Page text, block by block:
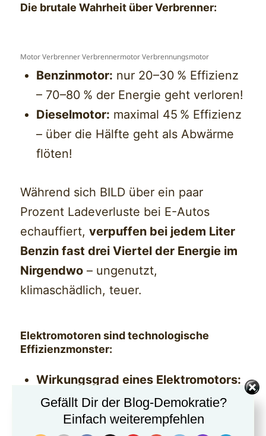
Die brutale Wahrheit über Verbrenner:
Motor Verbrenner Verbrennermotor Verbrennungsmotor
Benzinmotor: nur 20–30 % Effizienz
– 70–80 % der Energie geht verloren!
Dieselmotor: maximal 45 % Effizienz
– über die Hälfte geht als Abwärme
flöten!
Während sich BILD über ein paar
Prozent Ladeverluste bei E-Autos
echauffiert,verpuffen bei jedem Liter
Benzin fast drei Viertel der Energie im
Nirgendwo – ungenutzt,
klimaschädlich, teuer.
Elektromotoren sind technologische
Effizienzmonster:
Wirkungsgrad eines Elektromotors:
80–98 %
Wirkungsgrad eines Benzinmotors:
Gefällt Dir der Blog-Demokratie?
Einfach weiterempfehlen